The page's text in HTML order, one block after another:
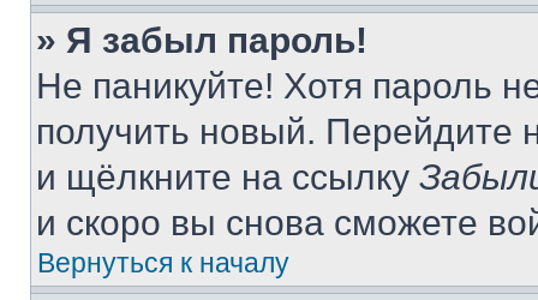
» Я забыл пароль!
Не паникуйте! Хотя пароль
получить новый. Перейдите
и щёлкните на ссылку
и скоро вы снова сможете
Вернуться к началу